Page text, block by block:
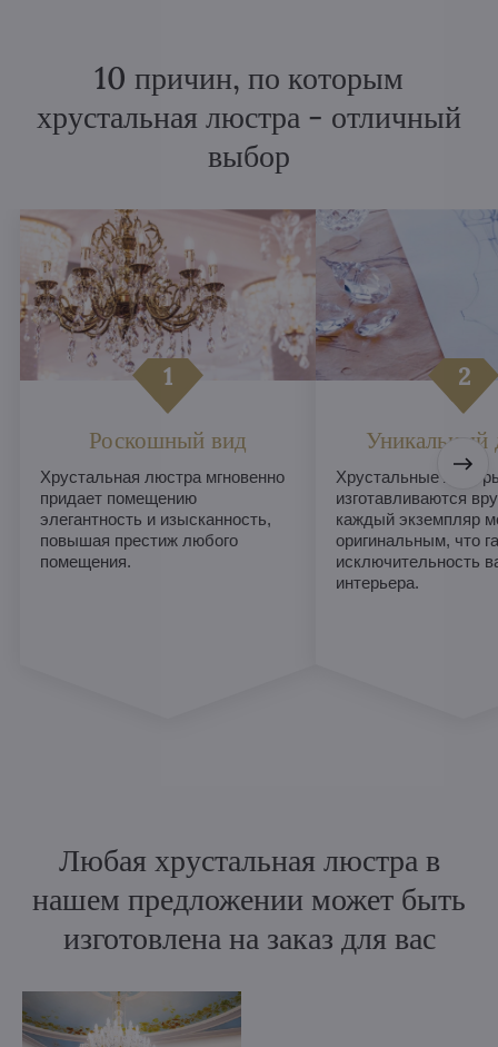
10 причин, по которым
хрустальная люстра - отличный
выбор
Роскошный вид
Хрустальная люстра мгновенно
придает помещению
элегантность и изысканность,
повышая престиж любого
помещения.
Уникальный
Хрустальные
изготавливаются
каждый экземпляр
оригинальным, что
исключительность
интерьера.
Любая хрустальная люстра в
нашем предложении может быть
изготовлена на заказ для вас